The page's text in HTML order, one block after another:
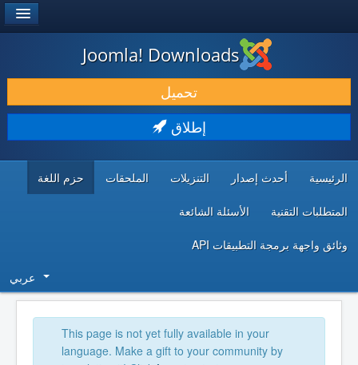
حمل & ومدد
اكتشف & تعلم
Joomla! Downloads
تحميل
إطلاق
الرئيسية أحدث إصدار التنزيلات الملحقات حزم اللغة
المتطلبات التقنية الأسئلة الشائعة
وثائق واجهة برمجة التطبيقات API
عربي
This page is not yet fully available in your
language. Make a gift to your community by